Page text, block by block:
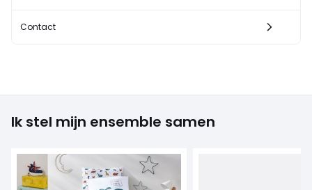
Contact
Ik stel mijn ensemble samen